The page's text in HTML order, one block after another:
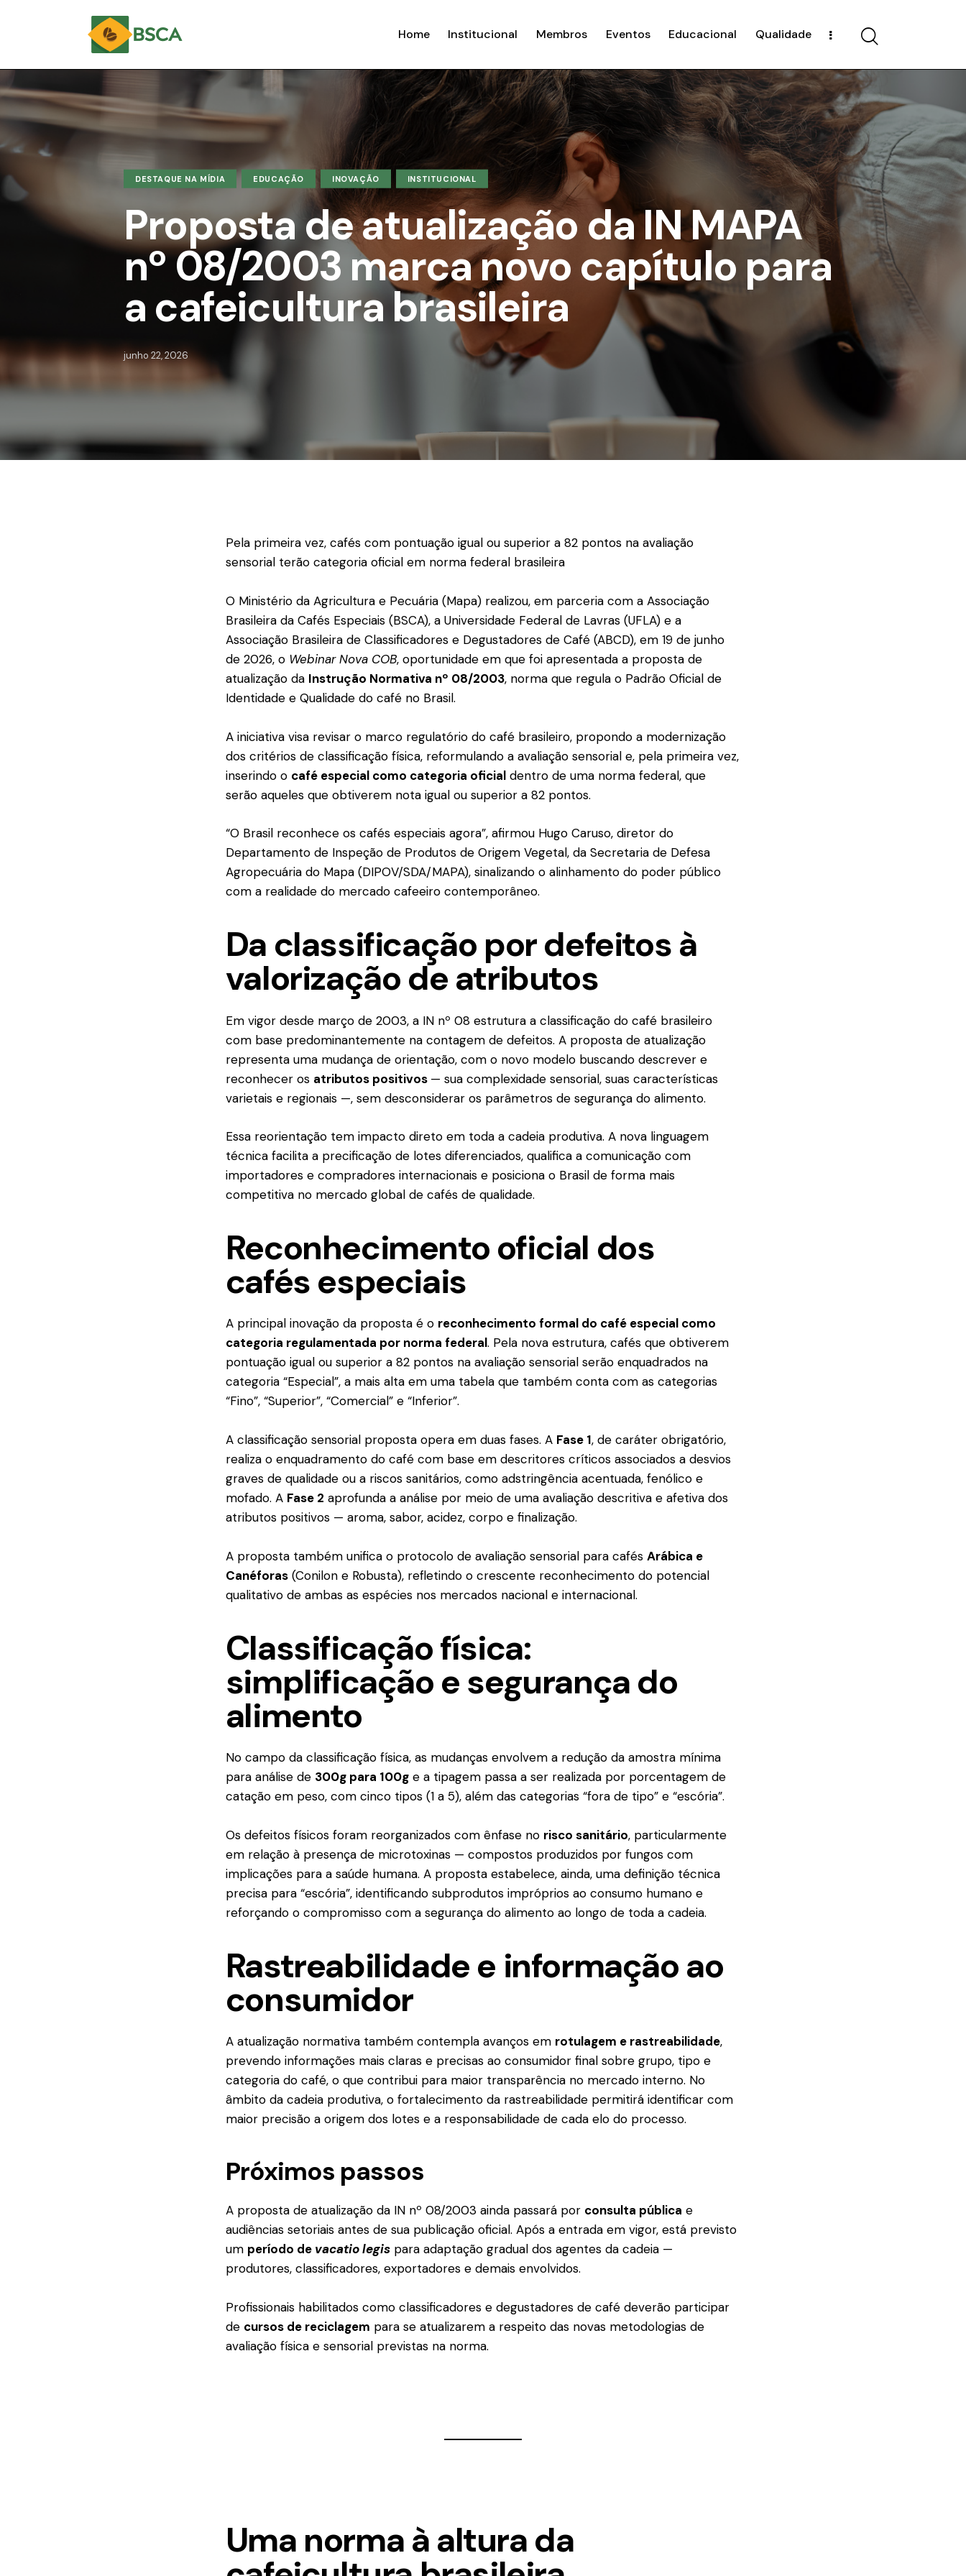
Home Institucional Membros Eventos Educacional Qualidade
DESTAQUE NA MÍDIA EDUCAÇÃO INOVAÇÃO INSTITUCIONAL
Proposta de atualização da IN MAPA
nº 08/2003 marca novo capítulo para
a cafeicultura brasileira
junho 22, 2026
Pela primeira vez, cafés com pontuação igual ou superior a 82 pontos na avaliação
sensorial terão categoria oficial em norma federal brasileira
O Ministério da Agricultura e Pecuária (Mapa) realizou, em parceria com a Associação
Brasileira da Cafés Especiais (BSCA), a Universidade Federal de Lavras (UFLA) e a
Associação Brasileira de Classificadores e Degustadores de Café (ABCD), em 19 de junho
de 2026, o Webinar Nova COB, oportunidade em que foi apresentada a proposta de
atualização da Instrução Normativa nº 08/2003, norma que regula o Padrão Oficial de
Identidade e Qualidade do café no Brasil.
A iniciativa visa revisar o marco regulatório do café brasileiro, propondo a modernização
dos critérios de classificação física, reformulando a avaliação sensorial e, pela primeira vez,
inserindo o café especial como categoria oficialdentro de uma norma federal, que
serão aqueles que obtiverem nota igual ou superior a 82 pontos.
“O Brasil reconhece os cafés especiais agora”, afirmou Hugo Caruso, diretor do
Departamento de Inspeção de Produtos de Origem Vegetal, da Secretaria de Defesa
Agropecuária do Mapa (DIPOV/SDA/MAPA), sinalizando o alinhamento do poder público
com a realidade do mercado cafeeiro contemporâneo.
Da classificação por defeitos à
valorização de atributos
Em vigor desde março de 2003, a IN nº 08 estrutura a classificação do café brasileiro
com base predominantemente na contagem de defeitos. A proposta de atualização
representa uma mudança de orientação, com o novo modelo buscando descrever e
reconhecer os atributos positivos — sua complexidade sensorial, suas características
varietais e regionais —, sem desconsiderar os parâmetros de segurança do alimento.
Essa reorientação tem impacto direto em toda a cadeia produtiva. A nova linguagem
técnica facilita a precificação de lotes diferenciados, qualifica a comunicação com
importadores e compradores internacionais e posiciona o Brasil de forma mais
competitiva no mercado global de cafés de qualidade.
Reconhecimento oficial dos
cafés especiais
A principal inovação da proposta é o reconhecimento formal do café especial como
categoria regulamentada por norma federal. Pela nova estrutura, cafés que obtiverem
pontuação igual ou superior a 82 pontos na avaliação sensorial serão enquadrados na
categoria “Especial”, a mais alta em uma tabela que também conta com as categorias
“Fino”, “Superior”, “Comercial” e “Inferior”.
A classificação sensorial proposta opera em duas fases. A Fase 1, de caráter obrigatório,
realiza o enquadramento do café com base em descritores críticos associados a desvios
graves de qualidade ou a riscos sanitários, como adstringência acentuada, fenólico e
mofado. A Fase 2 aprofunda a análise por meio de uma avaliação descritiva e afetiva dos
atributos positivos — aroma, sabor, acidez, corpo e finalização.
A proposta também unifica o protocolo de avaliação sensorial para cafés Arábica e
Canéforas(Conilon e Robusta), refletindo o crescente reconhecimento do potencial
qualitativo de ambas as espécies nos mercados nacional e internacional.
Classificação física:
simplificação e segurança do
alimento
No campo da classificação física, as mudanças envolvem a redução da amostra mínima
para análise de 300g para 100ge a tipagem passa a ser realizada por porcentagem de
catação em peso, com cinco tipos (1 a 5), além das categorias “fora de tipo” e “escória”.
Os defeitos físicos foram reorganizados com ênfase no risco sanitário, particularmente
em relação à presença de microtoxinas — compostos produzidos por fungos com
implicações para a saúde humana. A proposta estabelece, ainda, uma definição técnica
precisa para “escória”, identificando subprodutos impróprios ao consumo humano e
reforçando o compromisso com a segurança do alimento ao longo de toda a cadeia.
Rastreabilidade e informação ao
consumidor
A atualização normativa também contempla avanços em rotulagem e rastreabilidade,
prevendo informações mais claras e precisas ao consumidor final sobre grupo, tipo e
categoria do café, o que contribui para maior transparência no mercado interno. No
âmbito da cadeia produtiva, o fortalecimento da rastreabilidade permitirá identificar com
maior precisão a origem dos lotes e a responsabilidade de cada elo do processo.
Próximos passos
A proposta de atualização da IN nº 08/2003 ainda passará por consulta pública e
audiências setoriais antes de sua publicação oficial. Após a entrada em vigor, está previsto
um período de vacatio legispara adaptação gradual dos agentes da cadeia —
produtores, classificadores, exportadores e demais envolvidos.
Profissionais habilitados como classificadores e degustadores de café deverão participar
de cursos de reciclagem para se atualizarem a respeito das novas metodologias de
avaliação física e sensorial previstas na norma.
Uma norma à altura da